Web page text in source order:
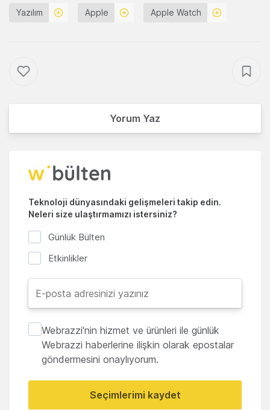
Yazılım Apple Apple Watch
Yorum Yaz
Teknoloji dünyasındaki gelişmeleri takip edin.
Neleri size ulaştırmamızı istersiniz?
Günlük Bülten
Etkinlikler
Webrazzi'nin hizmet ve ürünleri ile günlük
Webrazzi haberlerine ilişkin olarak epostalar
göndermesini onaylıyorum.
Seçimlerimi kaydet